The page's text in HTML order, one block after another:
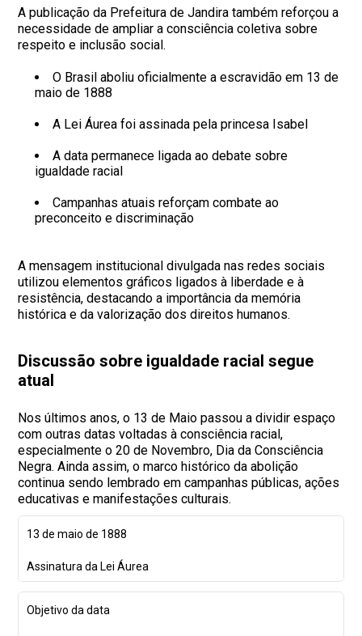
A publicação da Prefeitura de Jandira também reforçou a
necessidade de ampliar a consciência coletiva sobre
respeito e inclusão social.
O Brasil aboliu oficialmente a escravidão em 13 de
maio de 1888
A Lei Áurea foi assinada pela princesa Isabel
A data permanece ligada ao debate sobre
igualdade racial
Campanhas atuais reforçam combate ao
preconceito e discriminação
A mensagem institucional divulgada nas redes sociais
utilizou elementos gráficos ligados à liberdade e à
resistência, destacando a importância da memória
histórica e da valorização dos direitos humanos.
Discussão sobre igualdade racial segue
atual
Nos últimos anos, o 13 de Maio passou a dividir espaço
com outras datas voltadas à consciência racial,
especialmente o 20 de Novembro, Dia da Consciência
Negra. Ainda assim, o marco histórico da abolição
continua sendo lembrado em campanhas públicas, ações
educativas e manifestações culturais.
13 de maio de 1888
Assinatura da Lei Áurea
Objetivo da data